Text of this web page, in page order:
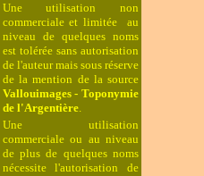
Une utilisation non
commerciale et limitée au
niveau de quelques noms
est tolérée sans autorisation
de l'auteur mais sous réserve
de la mention de la source
Vallouimages - Toponymie
de l'Argentière.
Une utilisation
commerciale ou au niveau
de plus de quelques noms
nécessite l'autorisation de